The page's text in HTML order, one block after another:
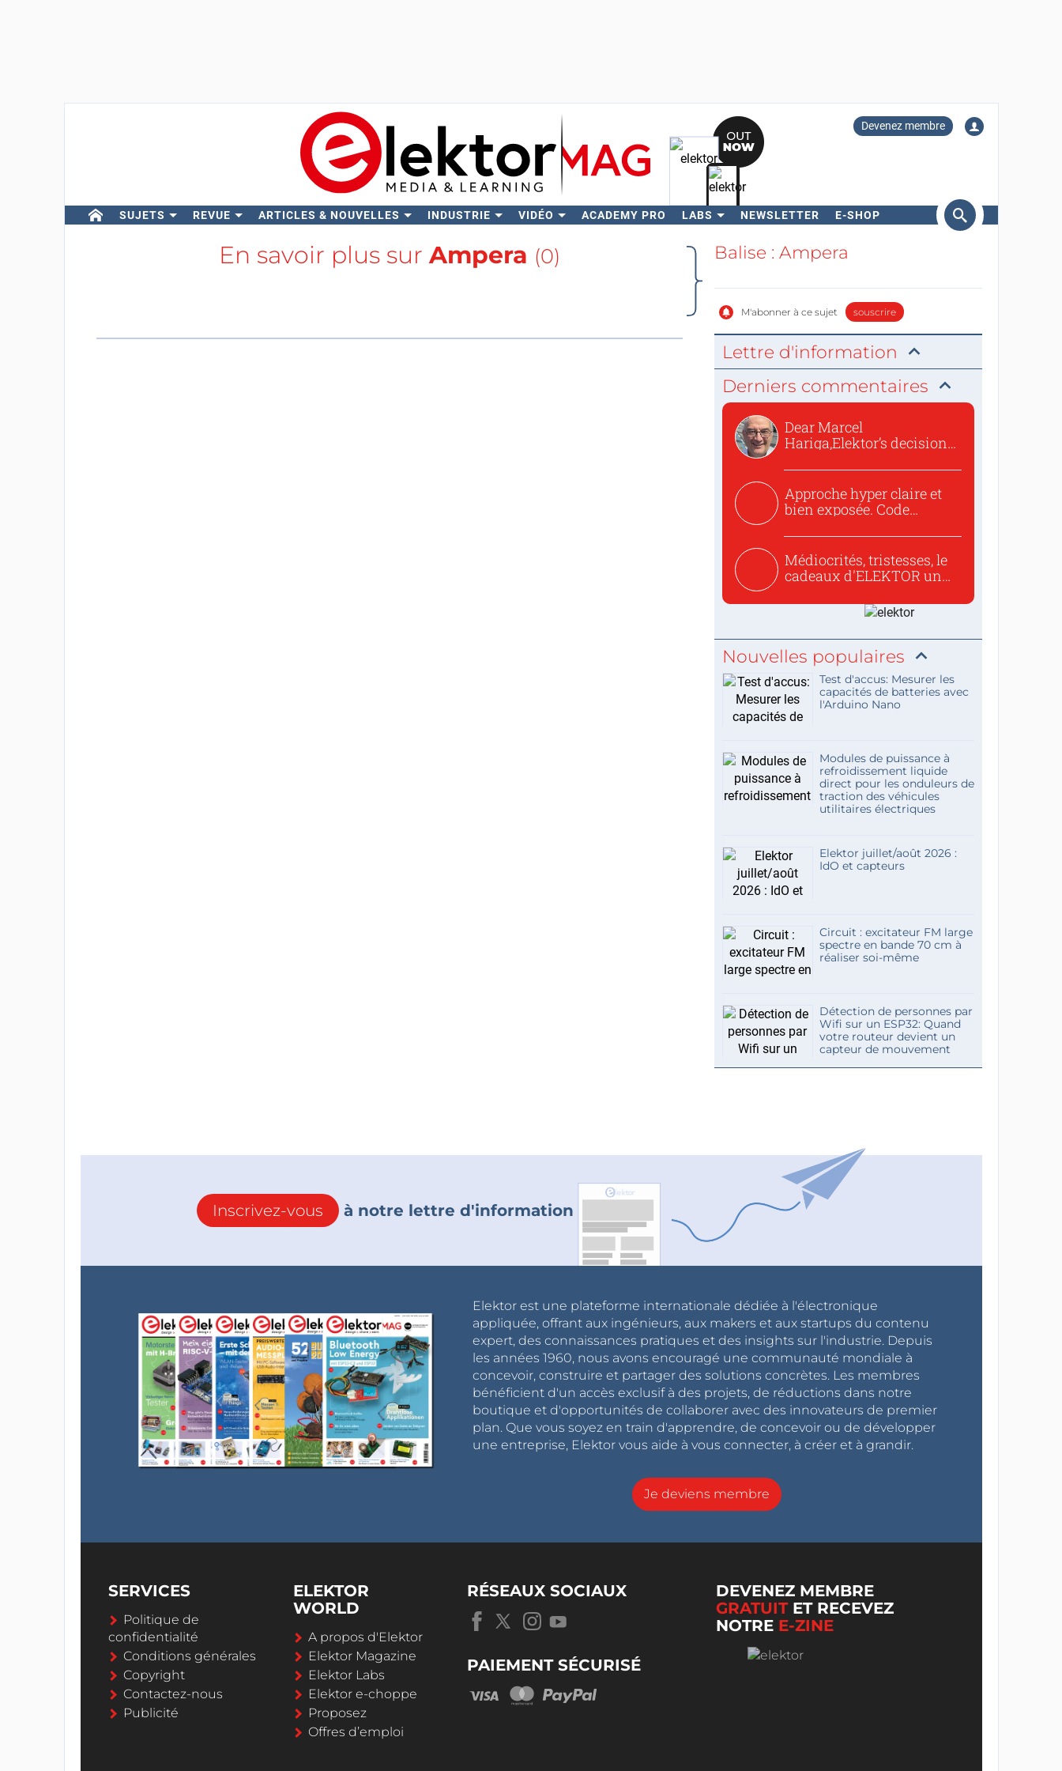
Devenez membre
SUJETS REVUE ARTICLES & NOUVELLES INDUSTRIE VIDÉO ACADEMY PRO LABS NEWSLETTER E-SHOP
Rechercher
En savoir plus sur Ampera (0) Balise : Ampera
M'abonner à ce sujet souscrire
Lettre d'information
Derniers commentaires
Dear Marcel
Hariga,Elektor’s decision
Approche hyper claire et
bien exposée. Code
Médiocrités, tristesses, le
cadeaux d'ELEKTOR un
Nouvelles populaires
Test d'accus: Mesurer les
capacités de batteries avec
l'Arduino Nano
Modules de puissance à
refroidissement liquide
direct pour les onduleurs de
traction des véhicules
utilitaires électriques
Elektor juillet/août 2026 :
IdO et capteurs
Circuit : excitateur FM large
spectre en bande 70 cm à
réaliser soi-même
Détection de personnes par
Wifi sur un ESP32: Quand
votre routeur devient un
capteur de mouvement
Inscrivez-vous à notre lettre d'information
Elektor est une plateforme internationale dédiée à l'électronique
appliquée, offrant aux ingénieurs, aux makers et aux startups du contenu
expert, des connaissances pratiques et des insights sur l'industrie. Depuis
les années 1960, nous avons encouragé une communauté mondiale à
concevoir, construire et partager des solutions concrètes. Les membres
bénéficient d'un accès exclusif à des projets, de réductions dans notre
boutique et d'opportunités de collaborer avec des innovateurs de premier
plan. Que vous soyez en train d'apprendre, de concevoir ou de développer
une entreprise, Elektor vous aide à vous connecter, à créer et à grandir.
Je deviens membre
SERVICES
Politique de
confidentialité
Conditions générales
Copyright
Contactez-nous
Publicité
ELEKTOR
WORLD
A propos d'Elektor
Elektor Magazine
Elektor Labs
Elektor e-choppe
Proposez
Offres d’emploi
RÉSEAUX SOCIAUX
PAIEMENT SÉCURISÉ
DEVENEZ MEMBRE
GRATUITET RECEVEZ
NOTRE E-ZINE